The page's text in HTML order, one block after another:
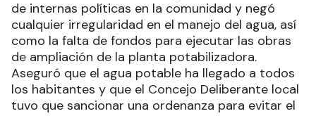
de internas políticas en la comunidad y negó
cualquier irregularidad en el manejo del agua, así
como la falta de fondos para ejecutar las obras
de ampliación de la planta potabilizadora.
Aseguró que el agua potable ha llegado a todos
los habitantes y que el Concejo Deliberante local
tuvo que sancionar una ordenanza para evitar el